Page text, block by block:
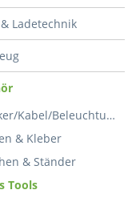
Ladetechnik
Stecker/Kabel/Beleuchtung
& Kleber
& Ständer
Tools